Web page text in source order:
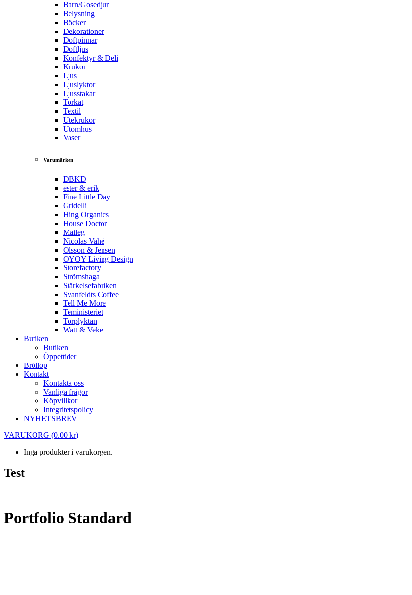
Barn/Gosedjur
Belysning
Böcker
Dekorationer
Doftpinnar
Doftljus
Konfektyr & Deli
Krukor
Ljus
Ljuslyktor
Ljusstakar
Torkat
Textil
Utekrukor
Utomhus
Vaser
Varumärken
DBKD
ester & erik
Fine Little Day
Gridelli
Hing Organics
House Doctor
Maileg
Nicolas Vahé
Olsson & Jensen
OYOY Living Design
Storefactory
Strömshaga
Stärkelsefabriken
Svanfeldts Coffee
Tell Me More
Teministeriet
Torplyktan
Watt & Veke
Butiken
Butiken
Öppettider
Bröllop
Kontakt
Kontakta oss
Vanliga frågor
Köpvillkor
Integritetspolicy
NYHETSBREV
VARUKORG (0.00 kr)
Inga produkter i varukorgen.
Test
Portfolio Standard